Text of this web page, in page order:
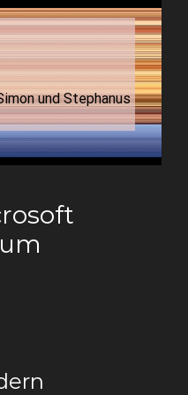
und Stephanus